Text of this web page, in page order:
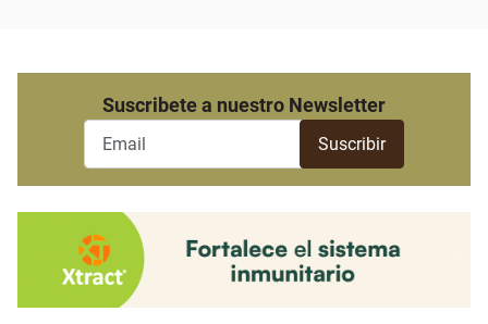
Suscribete a nuestro Newsletter